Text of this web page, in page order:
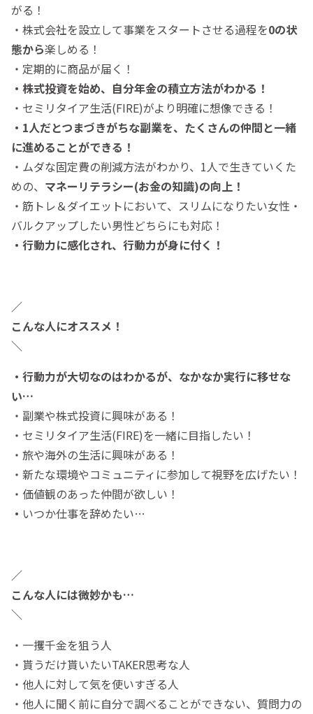
がる！
・株式会社を設立して事業をスタートさせる過程を0の状
態から楽しめる！
・定期的に商品が届く！
・株式投資を始め、自分年金の積立方法がわかる！
・セミリタイア生活(FIRE)がより明確に想像できる！
・1人だとつまづきがちな副業を、たくさんの仲間と一緒
に進めることができる！
・ムダな固定費の削減方法がわかり、1人で生きていくた
めの、 マネーリテラシー(お金の知識)の向上！
・筋トレ＆ダイエットにおいて、スリムになりたい女性・
バルクアップしたい男性どちらにも対応！
・行動力に感化され、行動力が身に付く！
／
こんな人にオススメ！
＼
・行動力が大切なのはわかるが、なかなか実行に移せな
い…
・副業や株式投資に興味がある！
・セミリタイア生活(FIRE)を一緒に目指したい！
・旅や海外の生活に興味がある！
・新たな環境やコミュニティに参加して視野を広げたい！
・価値観のあった仲間が欲しい！
・ いつか仕事を辞めたい…
／
こんな人には微妙かも…
＼
・一攫千金を狙う人
・貰うだけ貰いたいTAKER思考な人
・他人に対して気を使いすぎる人
・他人に聞く前に自分で調べることができない、質問力の